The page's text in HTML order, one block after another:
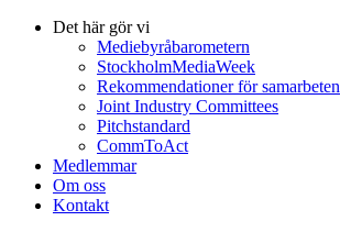
Det här gör vi
Mediebyråbarometern
StockholmMediaWeek
Rekommendationer för samarbeten
Joint Industry Committees
Pitchstandard
CommToAct
Medlemmar
Om oss
Kontakt